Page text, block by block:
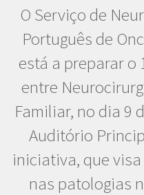
O Serviço de
Português de
está a preparar o
entre
Familiar, no dia 9
Auditório
iniciativa, que
nas patologias